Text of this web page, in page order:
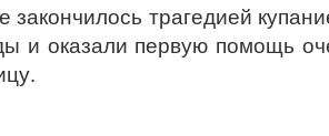
закончилось трагедией
и оказали первую помощь